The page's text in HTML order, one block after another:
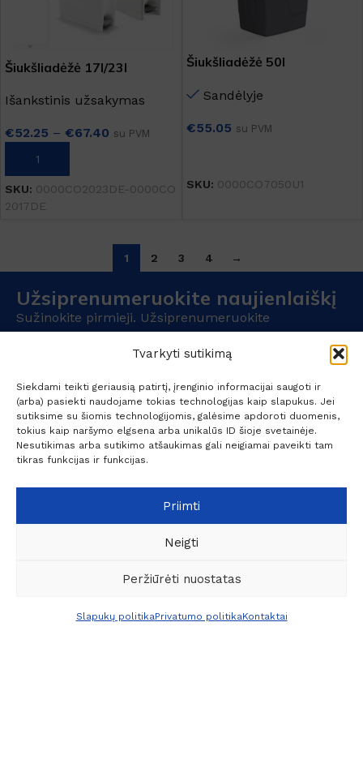
Tvarkyti sutikimą
Siekdami teikti geriausią patirtį, įrenginio informacijai saugoti ir
(arba) pasiekti naudojame tokias technologijas kaip slapukus. Jei
sutiksime su šiomis technologijomis, galėsime apdoroti duomenis,
tokius kaip naršymo elgsena arba unikalūs ID šioje svetainėje.
Nesutikimas arba sutikimo atšaukimas gali neigiamai paveikti tam
tikras funkcijas ir funkcijas.
Priimti
Neigti
Peržiūrėti nuostatas
Slapukų politikaPrivatumo politikaKontaktai
Šiukšliadėžė 17l/23l
Išankstinis užsakymas
€52.25 – €67.40 su PVM
PASIRINKTI SAVYBES
SKU: 0000CO2023DE-0000CO
2017DE
Šiukšliadėžė 50l
Sandėlyje
€55.05 su PVM
SKU: 0000CO7050U1
1 2 3 4 →
Užsiprenumeruokite naujienlaiškį
Sužinokite pirmieji. Užsiprenumeruokite
Prenumeruoti
UAB "Kokybiški sprendimai verslui" - specializuojasi
profesionalių koncentruotų cheminių valymo priemonių,
+370 6209 6445
Krepšelis